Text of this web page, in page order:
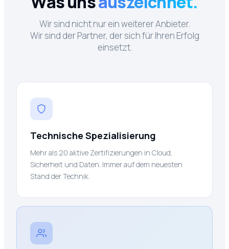
Wir sind nicht nur ein weiterer Anbieter.
Wir sind der Partner, der sich für Ihren Erfolg
einsetzt.
Technische Spezialisierung
Mehr als 20 aktive Zertifizierungen in Cloud,
Sicherheit und Daten. Immer auf dem neuesten
Stand der Technik.